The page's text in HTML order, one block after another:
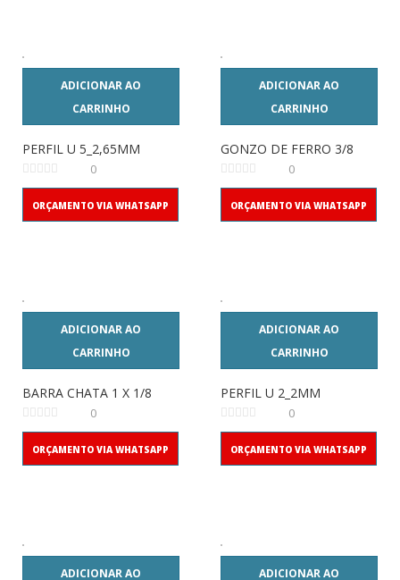
ADICIONAR AO
CARRINHO
PERFIL U 5_2,65MM
0
ORÇAMENTO VIA WHATSAPP
ADICIONAR AO
CARRINHO
GONZO DE FERRO 3/8
0
ORÇAMENTO VIA WHATSAPP
ADICIONAR AO
CARRINHO
BARRA CHATA 1 X 1/8
0
ORÇAMENTO VIA WHATSAPP
ADICIONAR AO
CARRINHO
PERFIL U 2_2MM
0
ORÇAMENTO VIA WHATSAPP
ADICIONAR AO ADICIONAR AO